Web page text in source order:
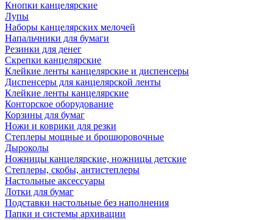
Кнопки канцелярские
Лупы
Наборы канцелярских мелочей
Напальчники для бумаги
Резинки для денег
Скрепки канцелярские
Клейкие ленты канцелярские и диспенсеры
Диспенсеры для канцелярской ленты
Клейкие ленты канцелярские
Конторское оборудование
Корзины для бумаг
Ножи и коврики для резки
Степлеры мощные и брошюровочные
Дыроколы
Ножницы канцелярские, ножницы детские
Степлеры, скобы, антистеплеры
Настольные аксессуары
Лотки для бумаг
Подставки настольные без наполнения
Папки и системы архивации